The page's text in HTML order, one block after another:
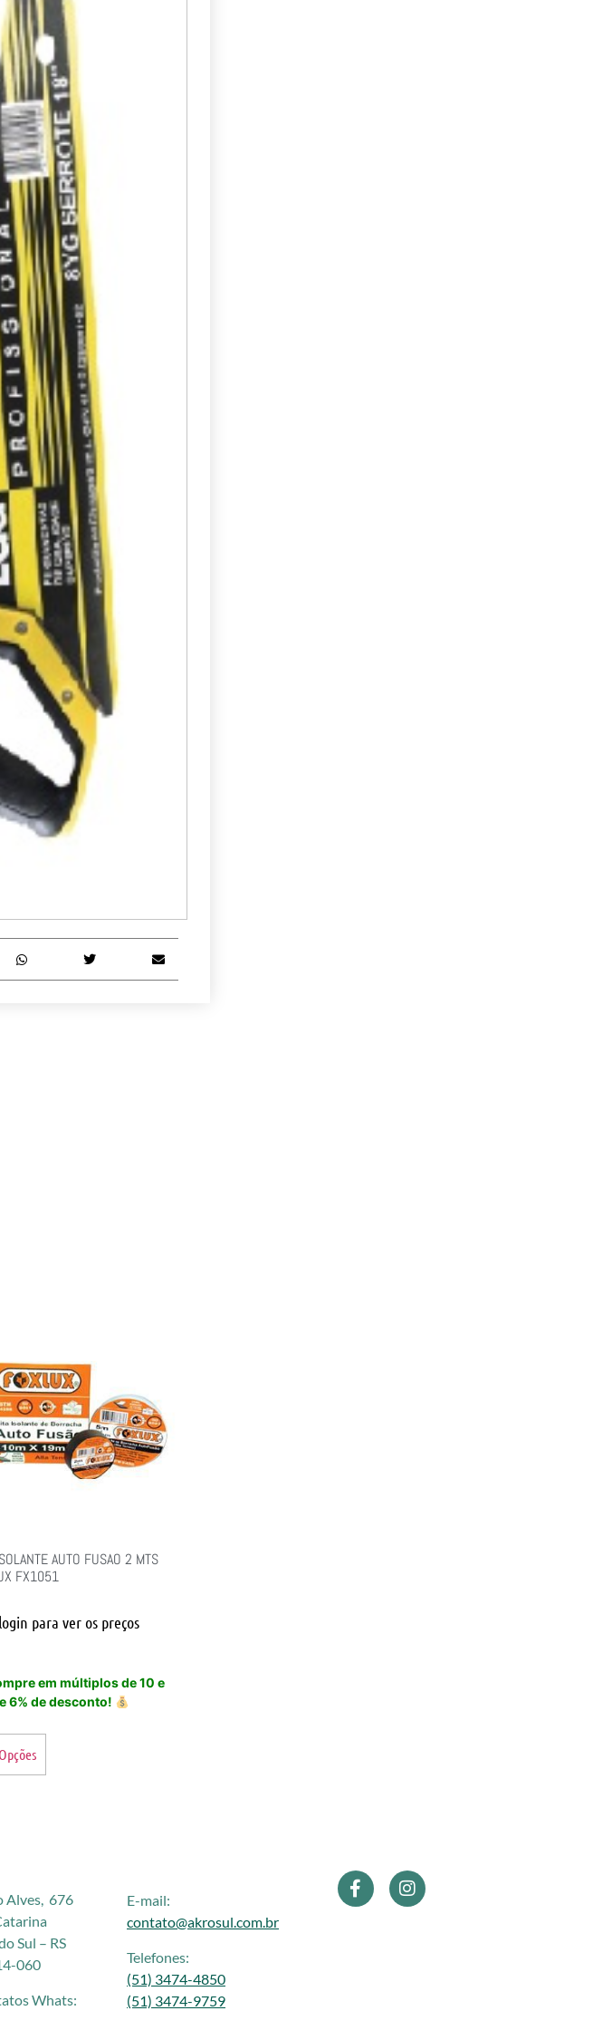
AUTO FUSAO 2 MTS
FX1051
para ver os preços
em múltiplos de 10 e
6% de desconto!
Alves, 676
Sul – RS
060
Whats:
E-mail:
contato@akrosul.com.br
Telefones:
(51) 3474-4850
(51) 3474-9759